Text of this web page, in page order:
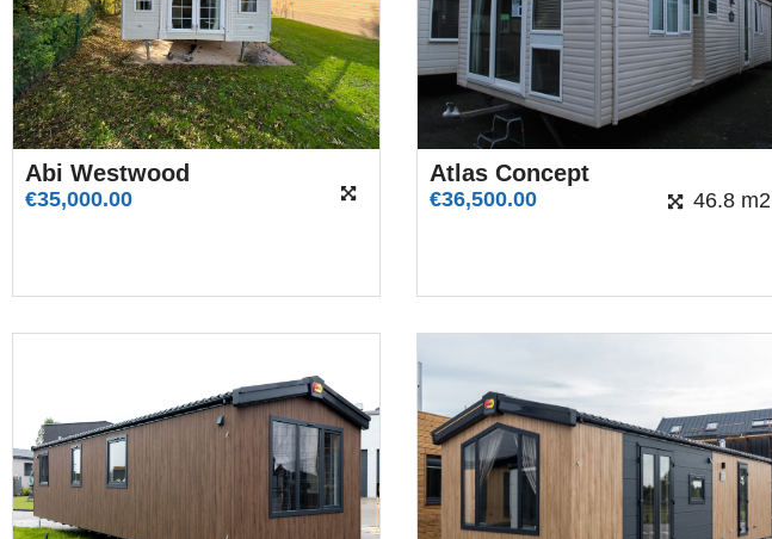
Abi Westwood
€35,000.00
Atlas Concept
€36,500.00 46.8 m2